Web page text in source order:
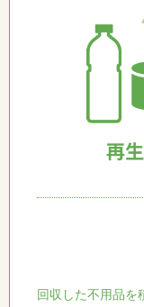
回収した不用品を